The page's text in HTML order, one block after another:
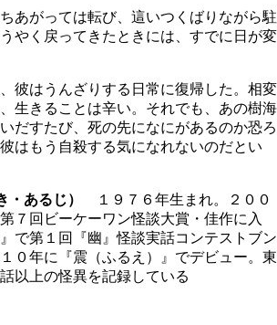
あがっては転び、這いつくばりながら駐
やく戻ってきたときには、すでに日が変
彼はうんざりする日常に復帰した。相変
生きることは辛い。それでも、あの樹海
だすたび、死の先になにがあるのか恐ろ
はもう自殺する気になれないのだとい
・あるじ）
１９７６年生まれ。２００
７回ビーケーワン怪談大賞・佳作に入
で第１回『幽』怪談実話コンテストブン
０年に『震（ふるえ）』でデビュー。東
以上の怪異を記録している